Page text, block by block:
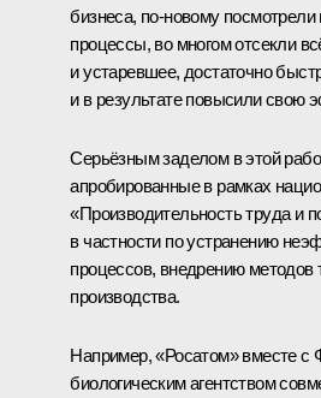
бизнеса, по-новому
процессы, во многом отсекли
и устаревшее, достаточно
и в результате повысили свою
Серьёзным заделом в этой
апробированные в рамках
«Производительность труда и
в частности по устранению
процессов, внедрению методов
производства.
Например, «Росатом» вместе
биологическим агентством